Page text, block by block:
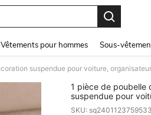
Vêtements pour hommes Sous-
1 pièce de poubelle
suspendue pour
voiture, accessoires
SKU: